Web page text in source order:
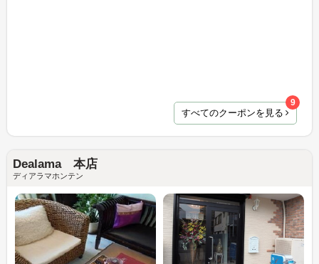
すべてのクーポンを見る
9
Dealama 本店
ディアラマホンテン